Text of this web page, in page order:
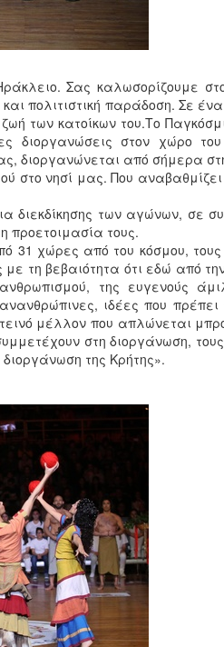
Σας καλωσορίζουμε
πολιτιστική παράδοση. Σε
των κατοίκων του.Το
διοργανώσεις στον χώρο του
διοργανώνεται από σήμερα
στο νησί μας. Που αναβαθμίζει
διεκδίκησης των αγώνων, σε
προετοιμασία τους.
31 χώρες από του κόσμου, τους
τη βεβαιότητα ότι εδώ από
της ευγενούς
ιδέες που
μέλλον που απλώνεται
στη διοργάνωση,
της Κρήτης».